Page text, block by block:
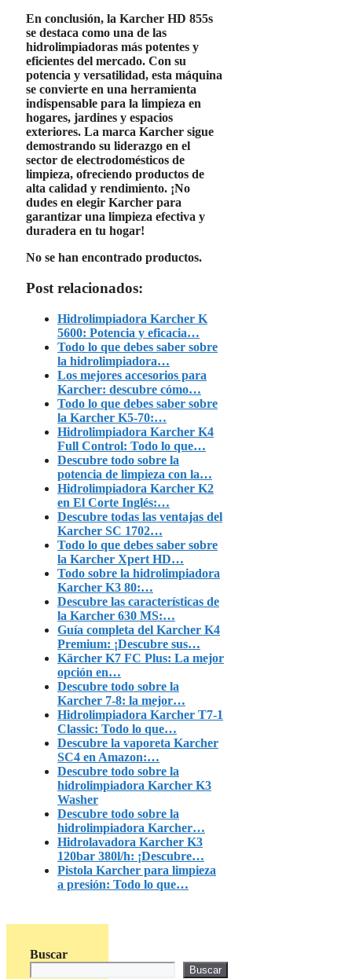
En conclusión, la Karcher HD 855s
se destaca como una de las
hidrolimpiadoras más potentes y
eficientes del mercado. Con su
potencia y versatilidad, esta máquina
se convierte en una herramienta
indispensable para la limpieza en
hogares, jardines y espacios
exteriores. La marca Karcher sigue
demostrando su liderazgo en el
sector de electrodomésticos de
limpieza, ofreciendo productos de
alta calidad y rendimiento. ¡No
dudes en elegir Karcher para
garantizar una limpieza efectiva y
duradera en tu hogar!
No se han encontrado productos.
Post relacionados:
Hidrolimpiadora Karcher K
5600: Potencia y eficacia…
Todo lo que debes saber sobre
la hidrolimpiadora…
Los mejores accesorios para
Karcher: descubre cómo…
Todo lo que debes saber sobre
la Karcher K5-70:…
Hidrolimpiadora Karcher K4
Full Control: Todo lo que…
Descubre todo sobre la
potencia de limpieza con la…
Hidrolimpiadora Karcher K2
en El Corte Inglés:…
Descubre todas las ventajas del
Karcher SC 1702…
Todo lo que debes saber sobre
la Karcher Xpert HD…
Todo sobre la hidrolimpiadora
Karcher K3 80:…
Descubre las características de
la Karcher 630 MS:…
Guía completa del Karcher K4
Premium: ¡Descubre sus…
Kärcher K7 FC Plus: La mejor
opción en…
Descubre todo sobre la
Karcher 7-8: la mejor…
Hidrolimpiadora Karcher T7-1
Classic: Todo lo que…
Descubre la vaporeta Karcher
SC4 en Amazon:…
Descubre todo sobre la
hidrolimpiadora Karcher K3
Washer
Descubre todo sobre la
hidrolimpiadora Karcher…
Hidrolavadora Karcher K3
120bar 380l/h: ¡Descubre…
Pistola Karcher para limpieza
a presión: Todo lo que…
Buscar
Buscar